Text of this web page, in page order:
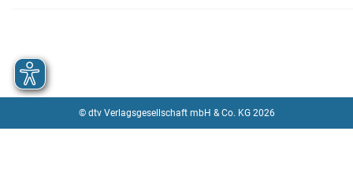
© dtv Verlagsgesellschaft mbH & Co. KG 2026